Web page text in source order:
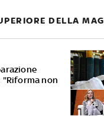
DELLA
"Riforma non